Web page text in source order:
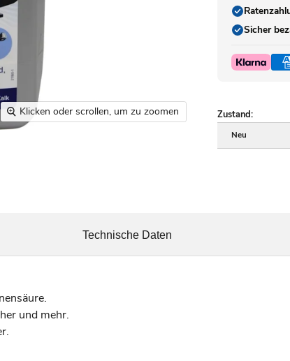
Klicken oder scrollen, um zu zoomen
Sicher
Zustand:
Neu
und mehr.
Technische Daten